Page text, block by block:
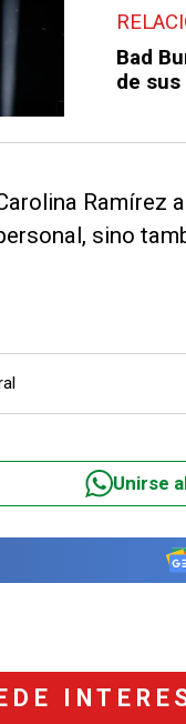
Bad
de sus
Ramírez
sino
Unirse